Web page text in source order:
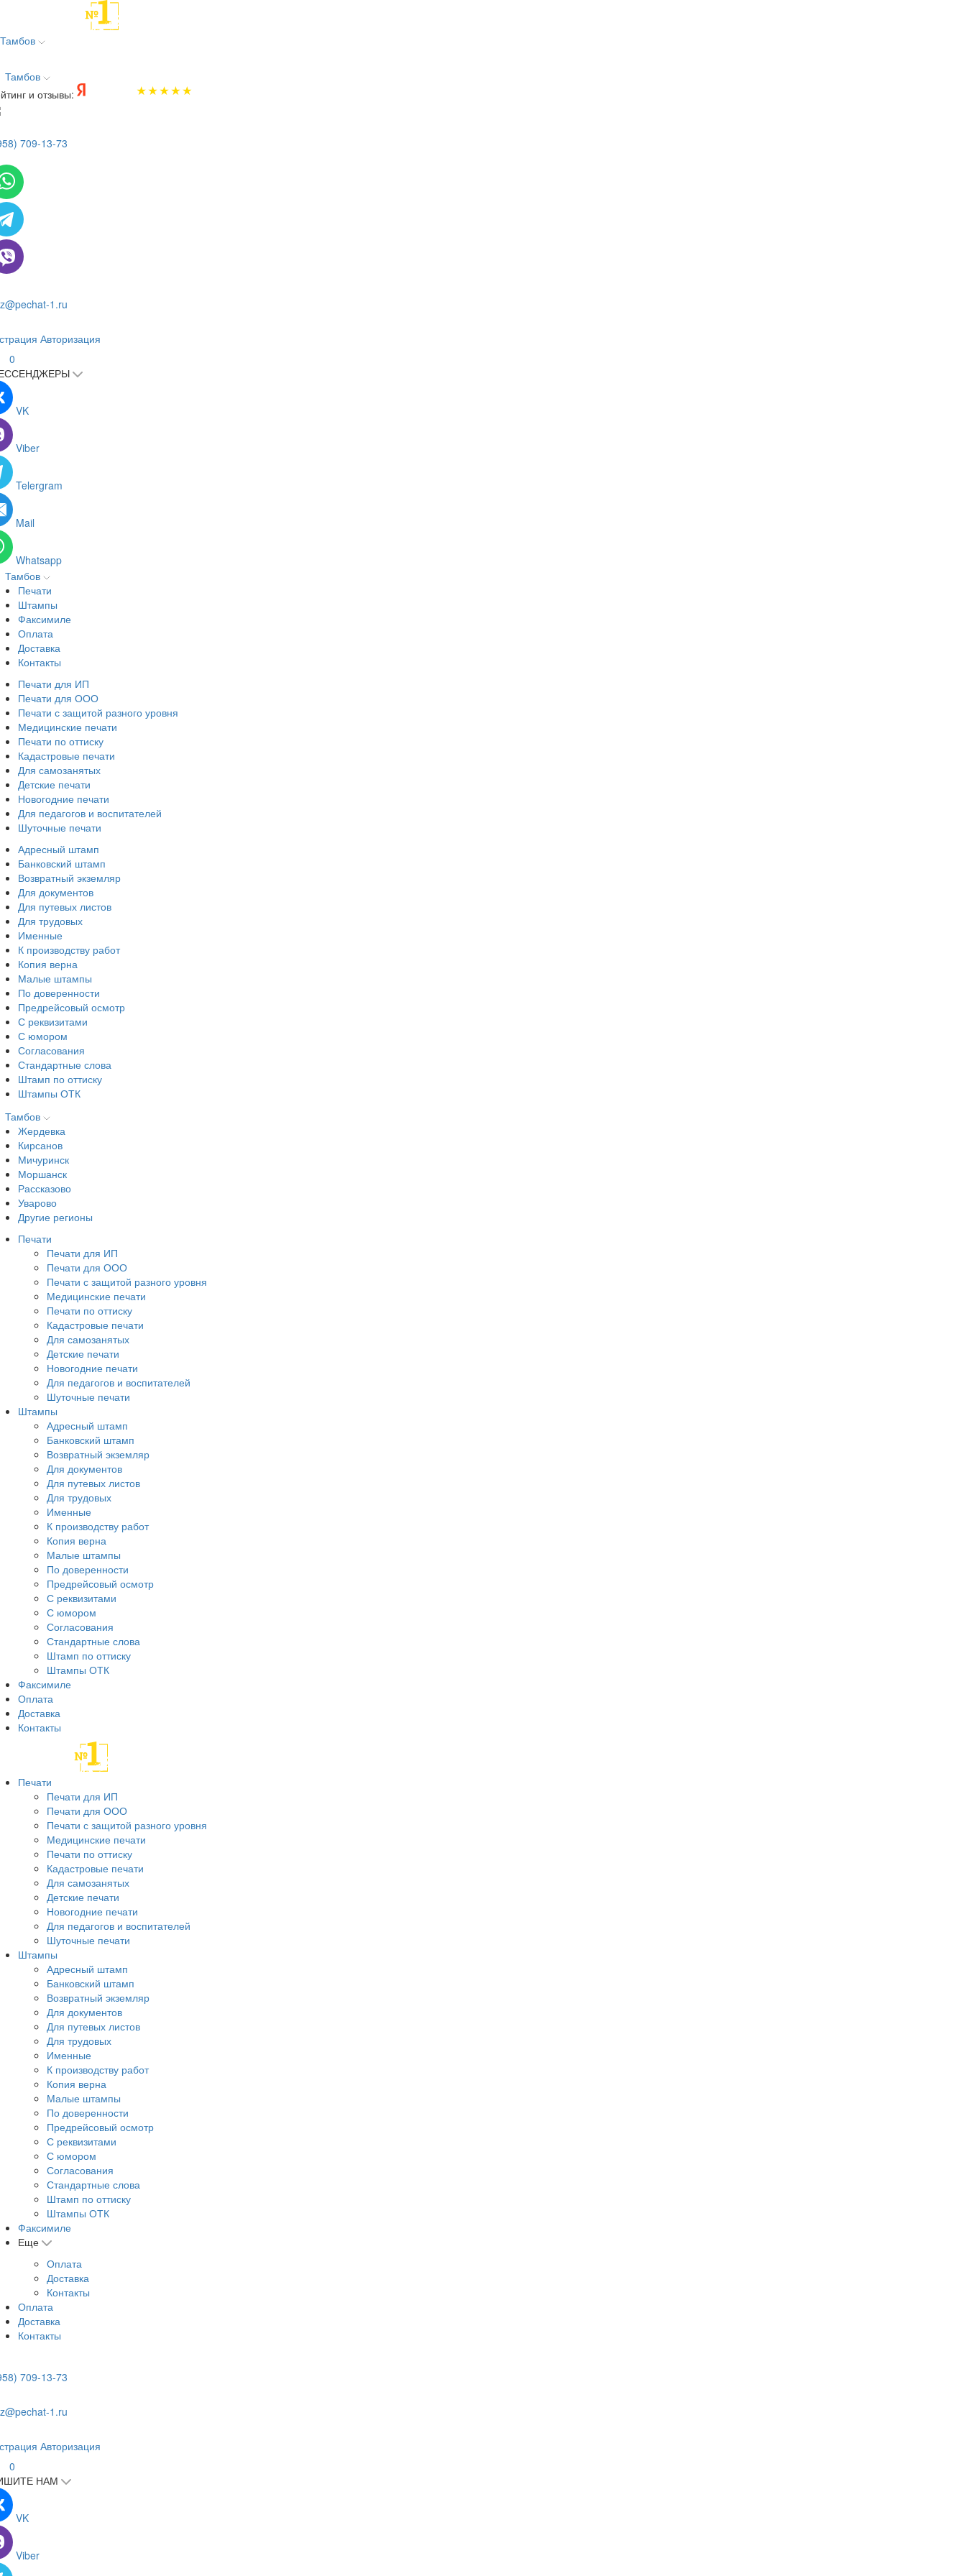
Тамбов
Тамбов
и отзывы:
709-13-73
1.ru
Авторизация
0
VK
Viber
Telergram
Mail
Whatsapp
Тамбов
Печати
Штампы
Факсимиле
Оплата
Доставка
Контакты
Печати для ИП
Печати для ООО
Печати с защитой разного уровня
Медицинские печати
Печати по оттиску
Кадастровые печати
Для самозанятых
Детские печати
Новогодние печати
Для педагогов и воспитателей
Шуточные печати
Адресный штамп
Банковский штамп
Возвратный экземляр
Для документов
Для путевых листов
Для трудовых
Именные
К производству работ
Копия верна
Малые штампы
По доверенности
Предрейсовый осмотр
С реквизитами
С юмором
Согласования
Стандартные слова
Штамп по оттиску
Штампы ОТК
Тамбов
Жердевка
Кирсанов
Мичуринск
Моршанск
Рассказово
Уварово
Другие регионы
Печати
Печати для ИП
Печати для ООО
Печати с защитой разного уровня
Медицинские печати
Печати по оттиску
Кадастровые печати
Для самозанятых
Детские печати
Новогодние печати
Для педагогов и воспитателей
Шуточные печати
Штампы
Адресный штамп
Банковский штамп
Возвратный экземляр
Для документов
Для путевых листов
Для трудовых
Именные
К производству работ
Копия верна
Малые штампы
По доверенности
Предрейсовый осмотр
С реквизитами
С юмором
Согласования
Стандартные слова
Штамп по оттиску
Штампы ОТК
Факсимиле
Оплата
Доставка
Контакты
Печати
Печати для ИП
Печати для ООО
Печати с защитой разного уровня
Медицинские печати
Печати по оттиску
Кадастровые печати
Для самозанятых
Детские печати
Новогодние печати
Для педагогов и воспитателей
Шуточные печати
Штампы
Адресный штамп
Банковский штамп
Возвратный экземляр
Для документов
Для путевых листов
Для трудовых
Именные
К производству работ
Копия верна
Малые штампы
По доверенности
Предрейсовый осмотр
С реквизитами
С юмором
Согласования
Стандартные слова
Штамп по оттиску
Штампы ОТК
Факсимиле
Еще
Оплата
Доставка
Контакты
Оплата
Доставка
Контакты
709-13-73
1.ru
Авторизация
0
НАМ
VK
Viber